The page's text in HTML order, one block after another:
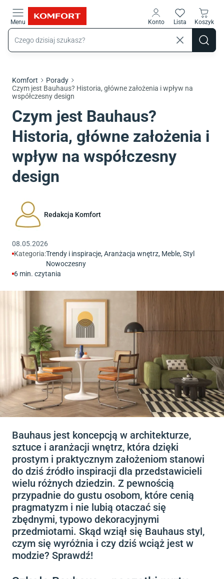
Menu Konto Lista Koszyk
Komfort
Porady
Czym jest Bauhaus? Historia, główne założenia i wpływ na
współczesny design
Czym jest Bauhaus?
Historia, główne założenia i
wpływ na współczesny
design
Redakcja Komfort
08.05.2026
Kategoria:Trendy i inspiracje,Aranżacja wnętrz, Meble,Styl
Nowoczesny
6 min. czytania
Bauhaus jest koncepcją w architekturze,
sztuce i aranżacji wnętrz, która dzięki
prostym i praktycznym założeniom stanowi
do dziś źródło inspiracji dla przedstawicieli
wielu różnych dziedzin. Z pewnością
przypadnie do gustu osobom, które cenią
pragmatyzm i nie lubią otaczać się
zbędnymi, typowo dekoracyjnymi
przedmiotami. Skąd wziął się Bauhaus styl,
czym się wyróżnia i czy dziś wciąż jest w
modzie? Sprawdź!